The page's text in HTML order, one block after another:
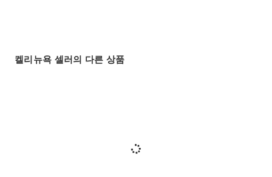
켈리뉴욕 셀러의 다른 상품